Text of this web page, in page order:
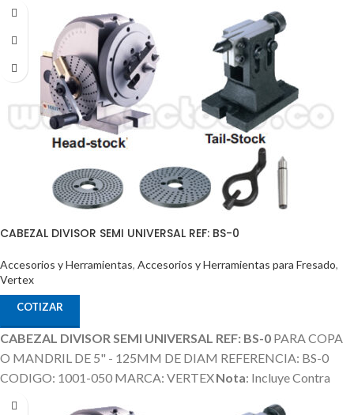
CABEZAL DIVISOR SEMI UNIVERSAL REF: BS-0
Accesorios y Herramientas, Accesorios y Herramientas para Fresado,
Vertex
COTIZAR
CABEZAL DIVISOR SEMI UNIVERSAL REF: BS-0 PARA COPA
O MANDRIL DE 5" - 125MM DE DIAM REFERENCIA: BS-0
CODIGO: 1001-050 MARCA: VERTEXNota: Incluye Contra